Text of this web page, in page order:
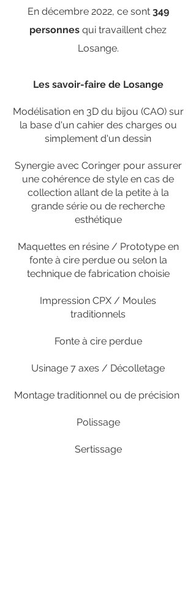
En décembre 2022, ce sont 349
personnes qui travaillent chez
Losange.
Les savoir-faire de Losange
Modélisation en 3D du bijou (CAO) sur
la base d'un cahier des charges ou
simplement d'un dessin
Synergie avec Coringer pour assurer
une cohérence de style en cas de
collection allant de la petite à la
grande série ou de recherche
esthétique
Maquettes en résine / Prototype en
fonte à cire perdue ou selon la
technique de fabrication choisie
Impression CPX / Moules
traditionnels
Fonte à cire perdue
Usinage 7 axes / Décolletage
Montage traditionnel ou de précision
Polissage
Sertissage